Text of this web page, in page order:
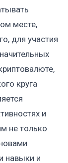
месте,
для участия
круга
и
не только
навыки и